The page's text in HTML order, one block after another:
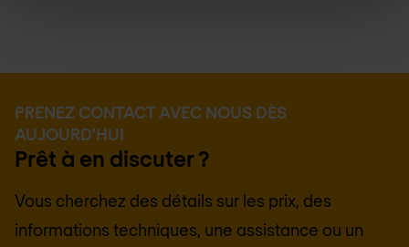
PRENEZ CONTACT AVEC NOUS DÈS
AUJOURD'HUI
Prêt à en discuter ?
Vous cherchez des détails sur les prix, des
informations techniques, une assistance ou un